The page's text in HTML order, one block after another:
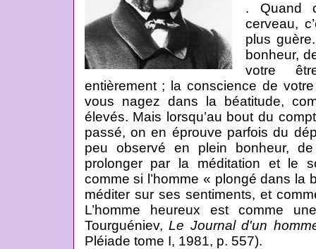
. Quand
cerveau,
plus
bonheur,
votre
entièrement ; la conscience de
vous nagez dans la béatitude,
élevés. Mais lorsqu’au bout du
passé, on en éprouve parfois du
peu observé en plein bonheur,
prolonger par la méditation et le
comme si l’homme « plongé dans la
méditer sur ses sentiments, et
L’homme heureux est comme
Tourguéniev, Le Journal d'un
Pléiade tome I, 1981, p. 557).